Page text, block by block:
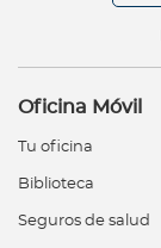
Oficina Móvil
Tu oficina
Biblioteca
Seguros de salud